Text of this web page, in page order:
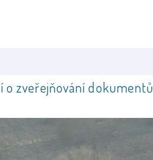
o zveřejňování dokumentů